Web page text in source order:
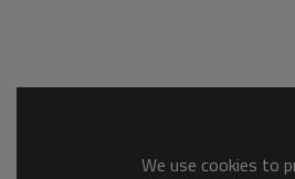
We use cookies to